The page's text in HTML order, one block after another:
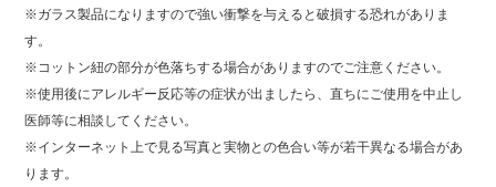
※ガラス製品になりますので強い衝撃を与えると破損する恐れがありま
す。
※コットン紐の部分が色落ちする場合がありますのでご注意ください。
※使用後にアレルギー反応等の症状が出ましたら、直ちにご使用を中止し
医師等に相談してください。
※インターネット上で見る写真と実物との色合い等が若干異なる場合があ
ります。